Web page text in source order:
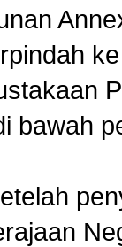
bawah